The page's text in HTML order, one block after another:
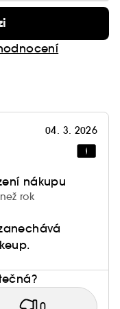
04. 3. 2026
nákupu
rok